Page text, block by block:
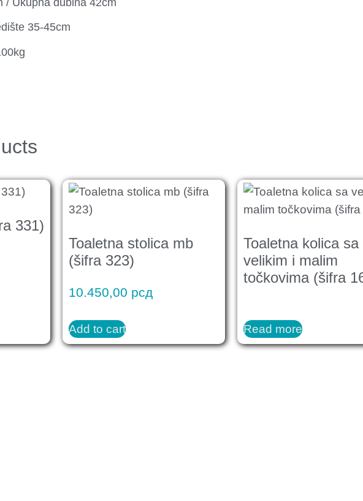
35-45cm
331)
Toaletna stolica mb
(šifra 323)
10.450,00 рсд
Add to cart
Toaletna kolica sa
velikim i malim
točkovima (šifra
Read more